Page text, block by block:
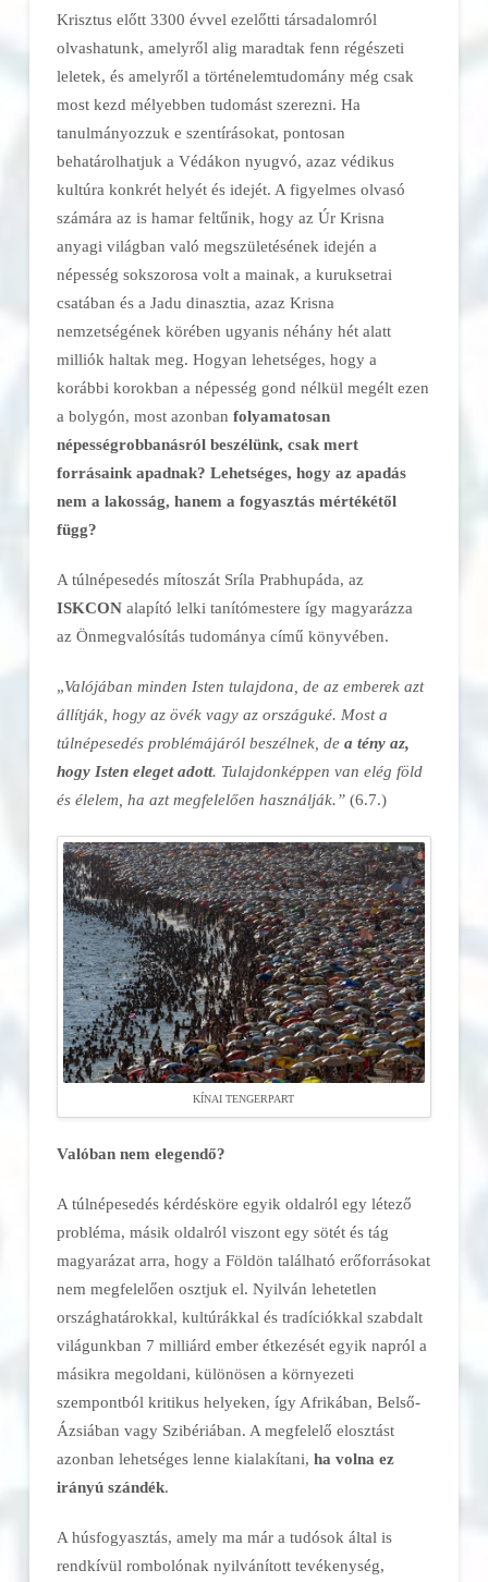
Krisztus előtt 3300 évvel ezelőtti társadalomról
olvashatunk, amelyről alig maradtak fenn régészeti
leletek, és amelyről a történelemtudomány még csak
most kezd mélyebben tudomást szerezni. Ha
tanulmányozzuk e szentírásokat, pontosan
behatárolhatjuk a Védákon nyugvó, azaz védikus
kultúra konkrét helyét és idejét. A figyelmes olvasó
számára az is hamar feltűnik, hogy az Úr Krisna
anyagi világban való megszületésének idején a
népesség sokszorosa volt a mainak, a kuruksetrai
csatában és a Jadu dinasztia, azaz Krisna
nemzetségének körében ugyanis néhány hét alatt
milliók haltak meg. Hogyan lehetséges, hogy a
korábbi korokban a népesség gond nélkül megélt ezen
a bolygón, most azonban folyamatosan
népességrobbanásról beszélünk, csak mert
forrásaink apadnak? Lehetséges, hogy az apadás
nem a lakosság, hanem a fogyasztás mértékétől
függ?
A túlnépesedés mítoszát Sríla Prabhupáda, az
ISKCONalapító lelki tanítómestere így magyarázza
az Önmegvalósítás tudománya című könyvében.
„Valójában minden Isten tulajdona, de az emberek azt
állítják, hogy az övék vagy az országuké. Most a
túlnépesedés problémájáról beszélnek, de a tény az,
hogy Isten eleget adott. Tulajdonképpen van elég föld
és élelem, ha azt megfelelően használják.”(6.7.)
KÍNAI TENGERPART
Valóban nem elegendő?
A túlnépesedés kérdésköre egyik oldalról egy létező
probléma, másik oldalról viszont egy sötét és tág
magyarázat arra, hogy a Földön található erőforrásokat
nem megfelelően osztjuk el. Nyilván lehetetlen
országhatárokkal, kultúrákkal és tradíciókkal szabdalt
világunkban 7 milliárd ember étkezését egyik napról a
másikra megoldani, különösen a környezeti
szempontból kritikus helyeken, így Afrikában, Belső-
Ázsiában vagy Szibériában. A megfelelő elosztást
azonban lehetséges lenne kialakítani, ha volna ez
irányú szándék.
A húsfogyasztás, amely ma már a tudósok által is
rendkívül rombolónak nyilvánított tevékenység,